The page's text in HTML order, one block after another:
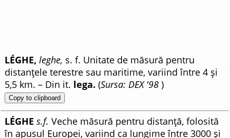
LÉGHE, leghe, s. f. Unitate de măsură pentru
distanțele terestre sau maritime, variind între 4 și
5,5 km. – Din it. lega. (Sursa: DEX '98 )
Copy to clipboard
LÉGHE s.f. Veche măsură pentru distanță, folosită
în apusul Europei, variind ca lungime între 3000 și